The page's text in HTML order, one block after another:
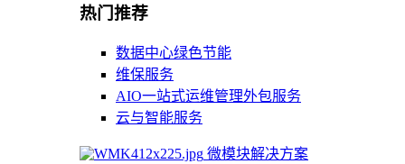
热门推荐
数据中心绿色节能
维保服务
AIO一站式运维管理外包服务
云与智能服务
微模块解决方案